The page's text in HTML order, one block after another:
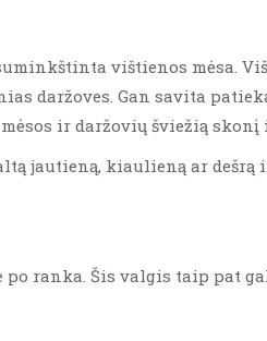
vištienos mėsa.
daržoves. Gan savita
ir daržovių šviežią
jautieną, kiaulieną ar dešrą
ranka. Šis valgis taip pat